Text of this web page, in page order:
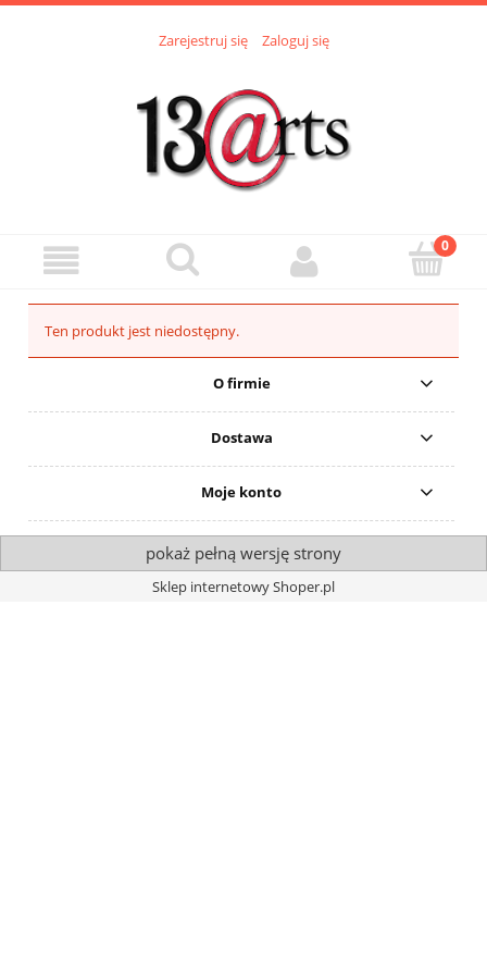
Zarejestruj się Zaloguj się
Ten produkt jest niedostępny.
O firmie
Dostawa
Moje konto
pokaż pełną wersję strony
Sklep internetowy Shoper.pl